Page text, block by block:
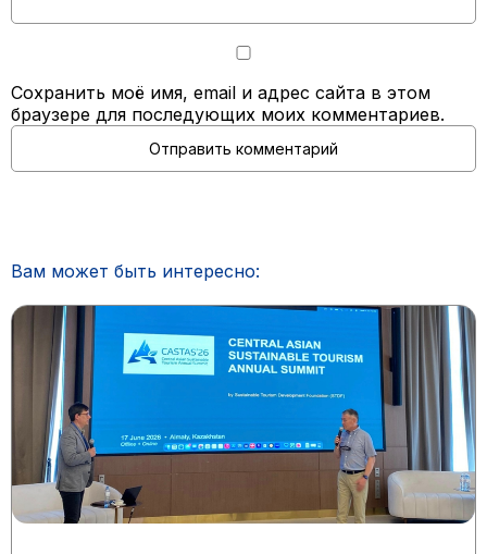
Сохранить моё имя, email и адрес сайта в этом
браузере для последующих моих комментариев.
Вам может быть интересно: